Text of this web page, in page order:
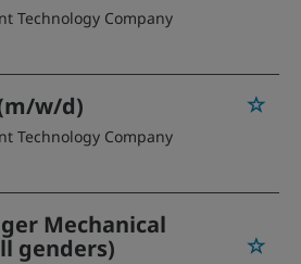
Technology Company
w/d)
Technology Company
Mechanical
genders)